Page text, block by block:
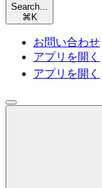
Search...
⌘ K
お問い合わせ
アプリを開く
アプリを開く